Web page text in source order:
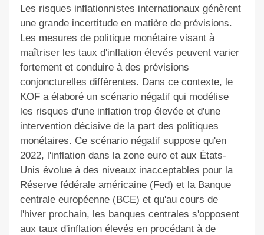
Les risques inflationnistes internationaux génèrent
une grande incertitude en matière de prévisions.
Les mesures de politique monétaire visant à
maîtriser les taux d'inflation élevés peuvent varier
fortement et conduire à des prévisions
conjoncturelles différentes. Dans ce contexte, le
KOF a élaboré un scénario négatif qui modélise
les risques d'une inflation trop élevée et d'une
intervention décisive de la part des politiques
monétaires. Ce scénario négatif suppose qu'en
2022, l'inflation dans la zone euro et aux États-​
Unis évolue à des niveaux inacceptables pour la
Réserve fédérale américaine (Fed) et la Banque
centrale européenne (BCE) et qu'au cours de
l'hiver prochain, les banques centrales s'opposent
aux taux d'inflation élevés en procédant à de